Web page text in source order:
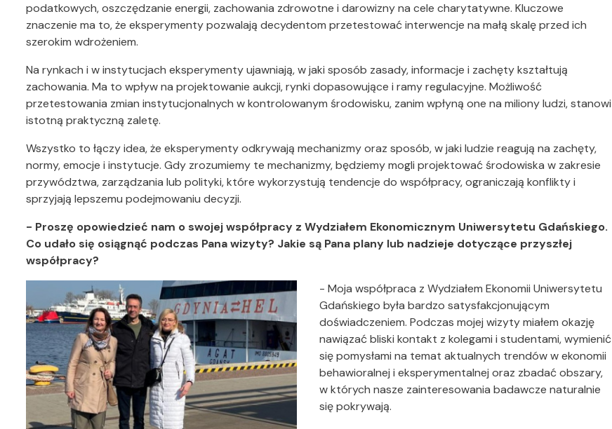
podatkowych, oszczędzanie energii, zachowania zdrowotne i darowizny na cele charytatywne. Kluczowe
znaczenie ma to, że eksperymenty pozwalają decydentom przetestować interwencje na małą skalę przed ich
szerokim wdrożeniem.
Na rynkach i w instytucjach eksperymenty ujawniają, w jaki sposób zasady, informacje i zachęty kształtują
zachowania. Ma to wpływ na projektowanie aukcji, rynki dopasowujące i ramy regulacyjne. Możliwość
przetestowania zmian instytucjonalnych w kontrolowanym środowisku, zanim wpłyną one na miliony ludzi, stanowi
istotną praktyczną zaletę.
Wszystko to łączy idea, że eksperymenty odkrywają mechanizmy oraz sposób, w jaki ludzie reagują na zachęty,
normy, emocje i instytucje. Gdy zrozumiemy te mechanizmy, będziemy mogli projektować środowiska w zakresie
przywództwa, zarządzania lub polityki, które wykorzystują tendencje do współpracy, ograniczają konflikty i
sprzyjają lepszemu podejmowaniu decyzji.
- Proszę opowiedzieć nam o swojej współpracy z Wydziałem Ekonomicznym Uniwersytetu Gdańskiego.
Co udało się osiągnąć podczas Pana wizyty? Jakie są Pana plany lub nadzieje dotyczące przyszłej
współpracy?
- Moja współpraca z Wydziałem Ekonomii Uniwersytetu
Gdańskiego była bardzo satysfakcjonującym
doświadczeniem. Podczas mojej wizyty miałem okazję
nawiązać bliski kontakt z kolegami i studentami, wymienić
się pomysłami na temat aktualnych trendów w ekonomii
behawioralnej i eksperymentalnej oraz zbadać obszary,
w których nasze zainteresowania badawcze naturalnie
się pokrywają.